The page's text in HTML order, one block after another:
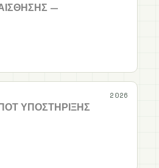
—
2026
ΥΠΟΣΤΉΡΙΞΗΣ